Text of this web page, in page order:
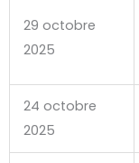
29 octobre
2025
24 octobre
2025